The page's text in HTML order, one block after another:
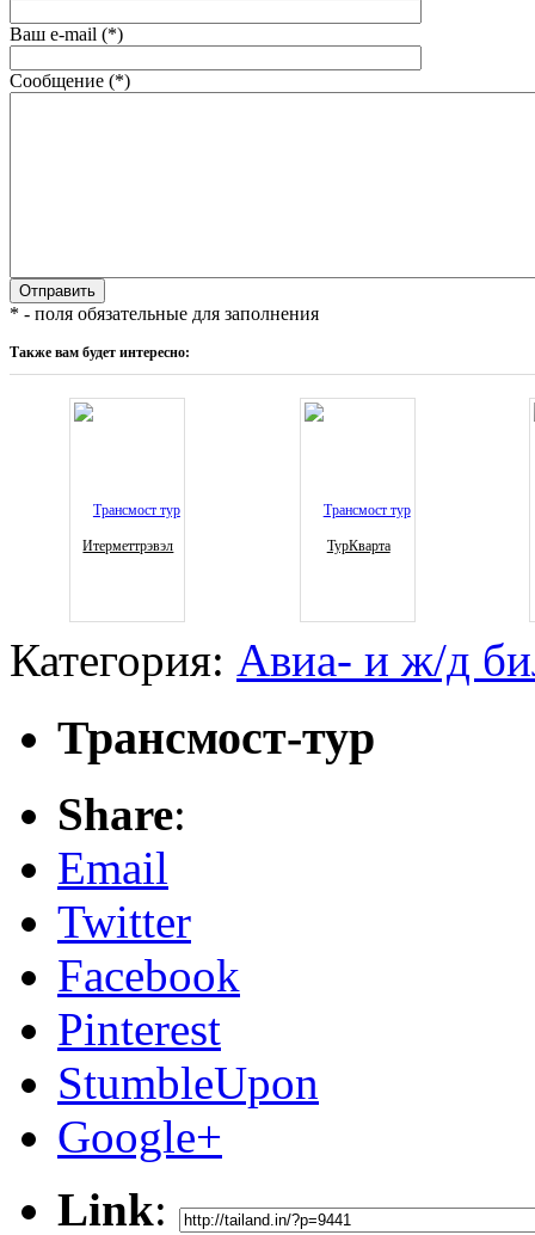
Ваш e-mail (*)
Сообщение (*)
* - поля обязательные для заполнения
Также вам будет интересно:
Итерметтрэвэл ТурКварта
Категория: Авиа- и ж/д
Трансмост-тур
Share:
Email
Twitter
Facebook
Pinterest
StumbleUpon
Google+
Link: